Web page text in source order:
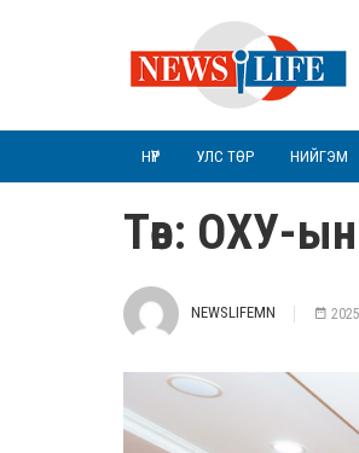
НҮҮР УЛС ТӨР НИЙГЭМ
Төв: ОХУ-ын
NEWSLIFEMN